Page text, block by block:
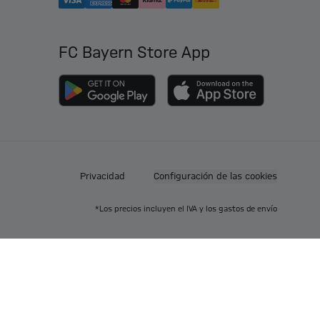
FC Bayern Store App
Privacidad Configuración de las cookies
*Los precios incluyen el IVA y los gastos de envío